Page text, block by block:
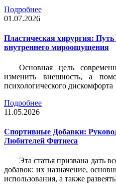
Подробнее
01.07.2026
Пластическая хирургия:
внутреннего мироощущения
Основная цель
изменить внешность, а
психологического дискомфорта
Подробнее
11.05.2026
Спортивные Добавки:
Любителей Фитнеса
Эта статья призвана дать
добавок: их назначение,
использования, а также